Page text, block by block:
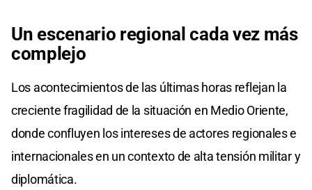
Un escenario regional cada vez más
complejo
Los acontecimientos de las últimas horas reflejan la
creciente fragilidad de la situación en Medio Oriente,
donde confluyen los intereses de actores regionales e
internacionales en un contexto de alta tensión militar y
diplomática.